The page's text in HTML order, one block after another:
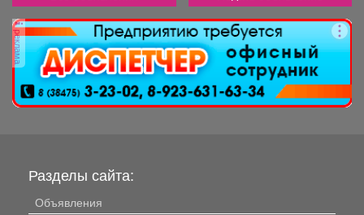
реклама
Разделы сайта:
Объявления